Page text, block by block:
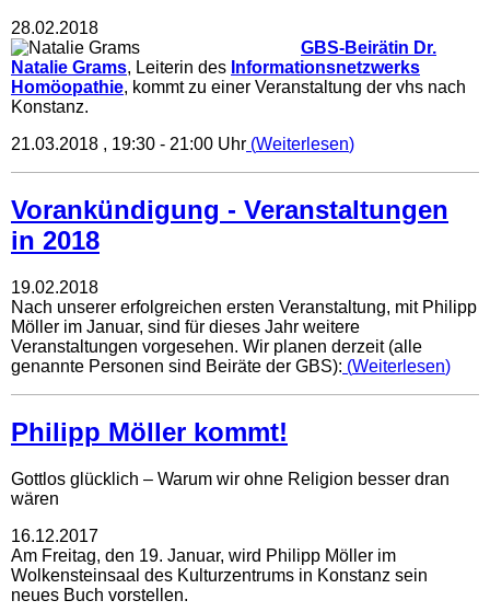
28.02.2018
GBS-Beirätin Dr.
Natalie Grams, Leiterin des Informationsnetzwerks
Homöopathie, kommt zu einer Veranstaltung der vhs nach
Konstanz.
21.03.2018 , 19:30 - 21:00 Uhr Weiterlesen
Vorankündigung - Veranstaltungen
in 2018
19.02.2018
Nach unserer erfolgreichen ersten Veranstaltung, mit Philipp
Möller im Januar, sind für dieses Jahr weitere
Veranstaltungen vorgesehen. Wir planen derzeit (alle
genannte Personen sind Beiräte der GBS): Weiterlesen
Philipp Möller kommt!
Gottlos glücklich – Warum wir ohne Religion besser dran
wären
16.12.2017
Am Freitag, den 19. Januar, wird Philipp Möller im
Wolkensteinsaal des Kulturzentrums in Konstanz sein
neues Buch vorstellen.